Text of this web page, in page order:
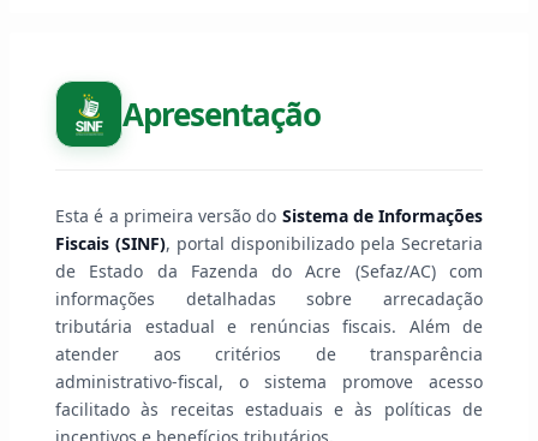
Apresentação
Esta é a primeira versão do Sistema de Informações
Fiscais (SINF), portal disponibilizado pela Secretaria
de Estado da Fazenda do Acre (Sefaz/AC) com
informações detalhadas sobre arrecadação
tributária estadual e renúncias fiscais. Além de
atender aos critérios de transparência
administrativo-fiscal, o sistema promove acesso
facilitado às receitas estaduais e às políticas de